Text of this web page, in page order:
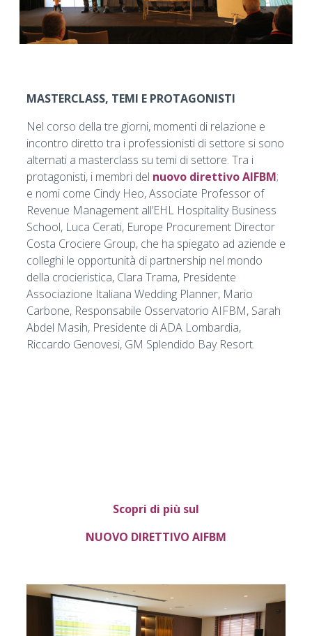
MASTERCLASS, TEMI E PROTAGONISTI
Nel corso della tre giorni, momenti di relazione e
incontro diretto tra i professionisti di settore si sono
alternati a masterclass su temi di settore. Tra i
protagonisti, i membri del nuovo direttivo AIFBM;
e nomi come Cindy Heo, Associate Professor of
Revenue Management all’EHL Hospitality Business
School, Luca Cerati, Europe Procurement Director
Costa Crociere Group, che ha spiegato ad aziende e
colleghi le opportunità di partnership nel mondo
della crocieristica, Clara Trama, Presidente
Associazione Italiana Wedding Planner, Mario
Carbone, Responsabile Osservatorio AIFBM, Sarah
Abdel Masih, Presidente di ADA Lombardia,
Riccardo Genovesi, GM Splendido Bay Resort.
Scopri di più sul
NUOVO DIRETTIVO AIFBM